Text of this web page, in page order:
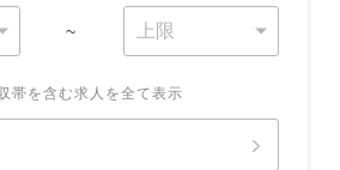
~
帯を含む求人を全て表示